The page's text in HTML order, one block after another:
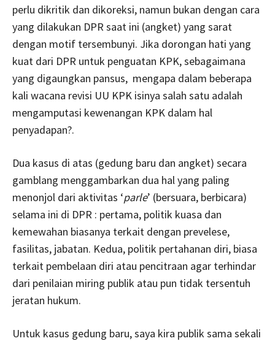
perlu dikritik dan dikoreksi, namun bukan dengan cara
yang dilakukan DPR saat ini (angket) yang sarat
dengan motif tersembunyi. Jika dorongan hati yang
kuat dari DPR untuk penguatan KPK, sebagaimana
yang digaungkan pansus, mengapa dalam beberapa
kali wacana revisi UU KPK isinya salah satu adalah
mengamputasi kewenangan KPK dalam hal
penyadapan?.
Dua kasus di atas (gedung baru dan angket) secara
gamblang menggambarkan dua hal yang paling
menonjol dari aktivitas ‘parle’ (bersuara, berbicara)
selama ini di DPR : pertama, politik kuasa dan
kemewahan biasanya terkait dengan prevelese,
fasilitas, jabatan. Kedua, politik pertahanan diri, biasa
terkait pembelaan diri atau pencitraan agar terhindar
dari penilaian miring publik atau pun tidak tersentuh
jeratan hukum.
Untuk kasus gedung baru, saya kira publik sama sekali